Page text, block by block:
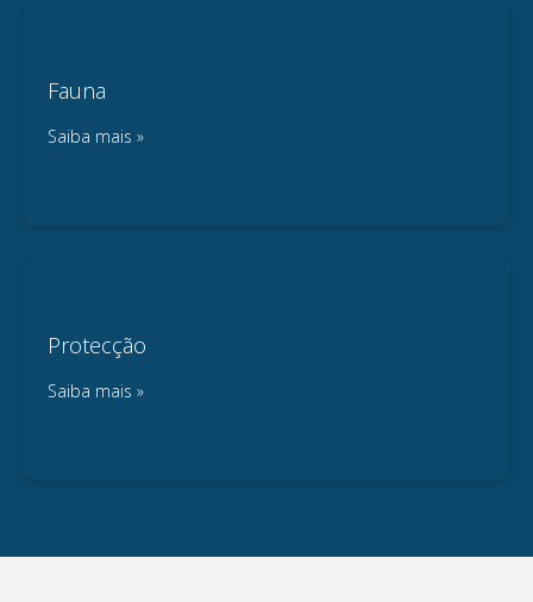
Fauna
Saiba mais »
Protecção
Saiba mais »